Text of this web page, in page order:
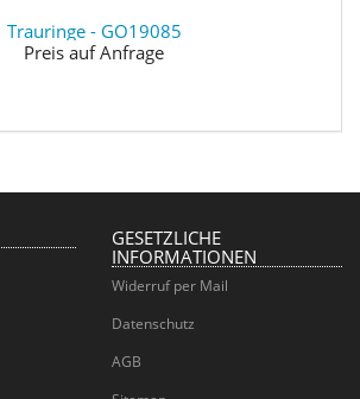
Trauringe - GO19085
Preis auf Anfrage
GESETZLICHE
INFORMATIONEN
Widerruf per Mail
Datenschutz
AGB